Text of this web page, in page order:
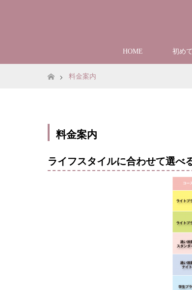
HOME 初め
ホーム料金案内
料金案内
ライフスタイルに合わせて選べ